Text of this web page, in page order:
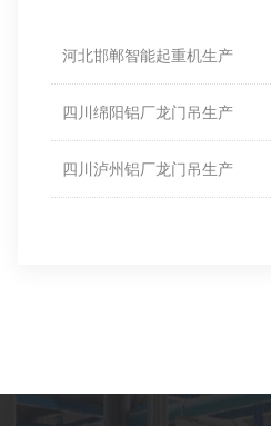
河北邯郸智能起重机生产
四川绵阳铝厂龙门吊生产
四川泸州铝厂龙门吊生产